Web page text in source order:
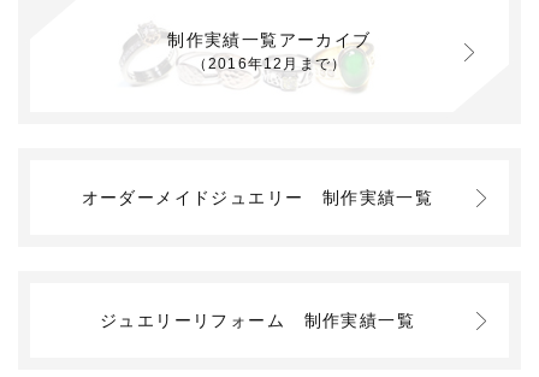
制作実績一覧アーカイブ
（2016年12月まで）
オーダーメイドジュエリー 制作実績一覧
ジュエリーリフォーム 制作実績一覧